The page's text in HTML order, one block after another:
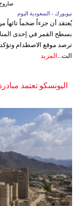
صاروخ فالكون
نيويورك - السعودية اليوم
بسطح القمر في إحدى
ترصد موقع الاصطدام
الت... المزيد
اليونسكو تعتمد